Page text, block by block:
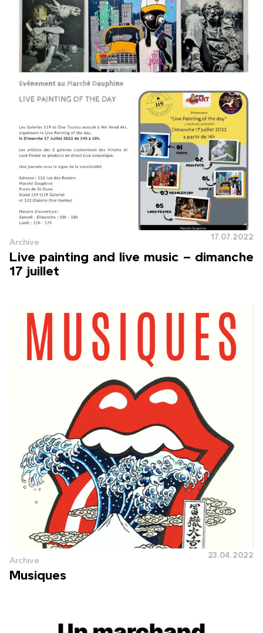
17.07.2022
Archive
Live painting and live music – dimanche
17 juillet
23.04.2022
Archive
Musiques